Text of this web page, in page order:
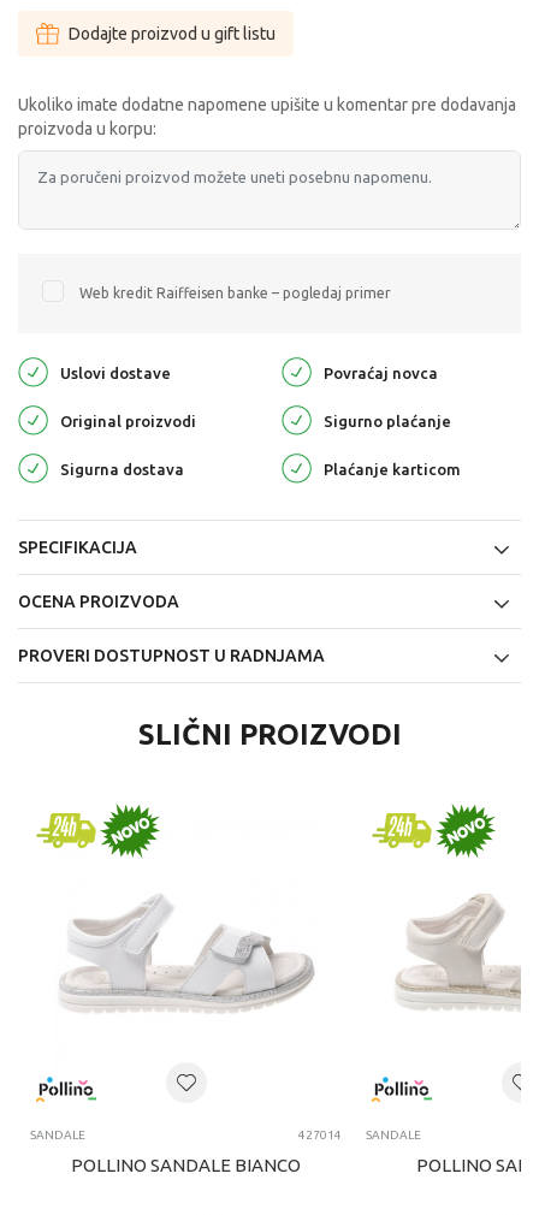
Dodajte proizvod u gift listu
Ukoliko imate dodatne napomene upišite u komentar pre dodavanja
proizvoda u korpu:
Web kredit Raiffeisen banke – pogledaj primer
Uslovi dostave Povraćaj novca
Original proizvodi Sigurno plaćanje
Sigurna dostava Plaćanje karticom
SPECIFIKACIJA
OCENA PROIZVODA
PROVERI DOSTUPNOST U RADNJAMA
SLIČNI PROIZVODI
SANDALE 427014
POLLINO SANDALE BIANCO
SANDALE
POLLINO